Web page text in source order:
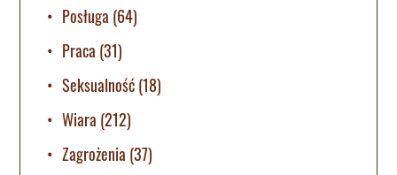
Posługa (64)
Praca (31)
Seksualność(18)
Wiara (212)
Zagrożenia (37)